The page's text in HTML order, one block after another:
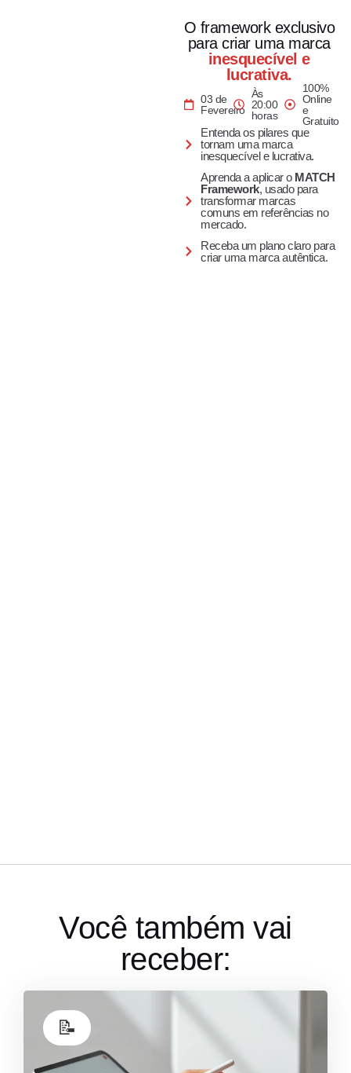
O framework exclusivo
para criar uma marca
inesquecível e
lucrativa.
03 de
Fevereiro
Às
20:00
horas
100%
Online
e
Gratuito
Entenda os pilares que
tornam uma marca
inesquecível e lucrativa.
Aprenda a aplicar o MATCH
Framework, usado para
transformar marcas
comuns em referências no
mercado.
Receba um plano claro para
criar uma marca autêntica.
Você também vai
receber:
📝